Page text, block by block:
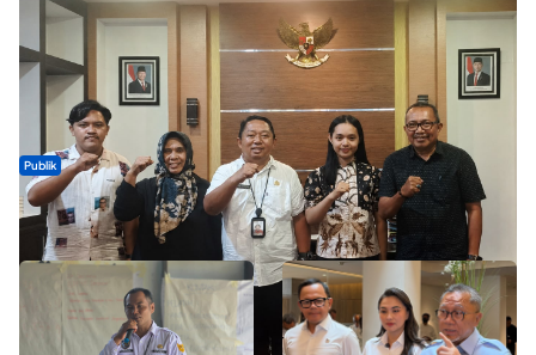
Publik
Dua Talenta Muda Ternate Wakili Maluku Utara di Gita Bahana
Nusantara 2026